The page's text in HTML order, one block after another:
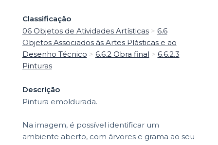
Classificação
06 Objetos de Atividades Artísticas> 6.6
Objetos Associados às Artes Plásticas e ao
Desenho Técnico > 6.6.2 Obra final > 6.6.2.3
Pinturas
Descrição
Pintura emoldurada.
Na imagem, é possível identificar um
ambiente aberto, com árvores e grama ao seu